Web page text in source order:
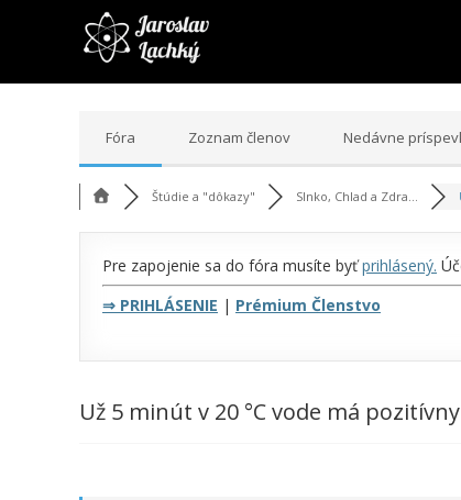
Fóra Zoznam členov Nedávne
Štúdie a "dôkazy" Slnko, Chlad a Zdra...
Pre zapojenie sa do fóra musíte byťprihlásený.
⇒ PRIHLÁSENIE | Prémium Členstvo
Už 5 minút v 20 °C vode má